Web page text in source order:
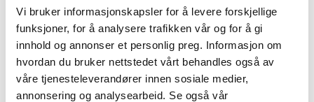
Vi bruker informasjonskapsler for å levere forskjellige
funksjoner, for å analysere trafikken vår og for å gi
innhold og annonser et personlig preg. Informasjon om
hvordan du bruker nettstedet vårt behandles også av
våre tjenesteleverandører innen sosiale medier,
annonsering og analysearbeid. Se også vår
-
Legg i handlevogn
Legg til favoritter